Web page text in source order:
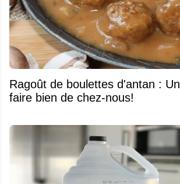
Ragoût de boulettes d'antan :
faire bien de chez-nous!